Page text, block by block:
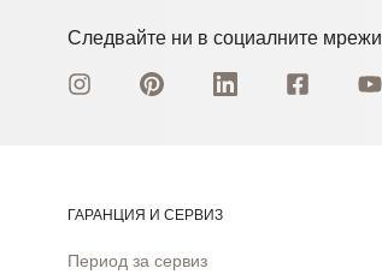
Следвайте ни в социалните мрежи
ГАРАНЦИЯ И СЕРВИЗ
Период за сервиз